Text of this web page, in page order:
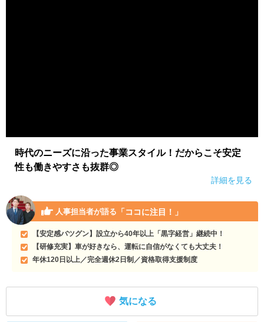
時代のニーズに沿った事業スタイル！だからこそ安定
性も働きやすさも抜群◎
詳細を見る
人事担当者が語る 「ココに注目！」
【安定感バツグン】設立から40年以上「黒字経営」継続中！
【研修充実】車が好きなら、運転に自信がなくても大丈夫！
年休120日以上／完全週休2日制／資格取得支援制度
気になる